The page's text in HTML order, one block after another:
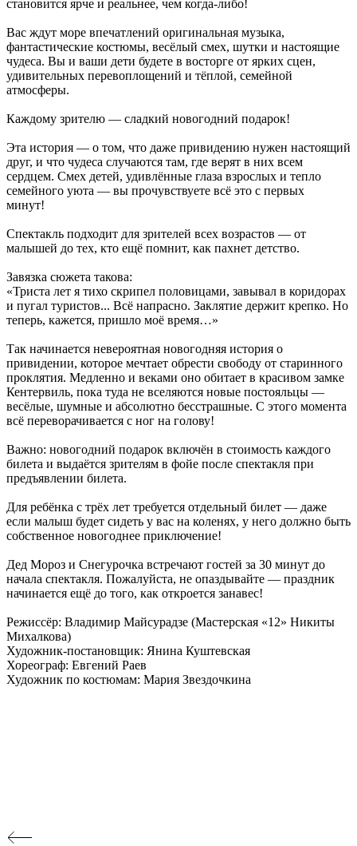
становится ярче и реальнее, чем когда-либо!
Вас ждут море впечатлений оригинальная музыка,
фантастические костюмы, весёлый смех, шутки и настоящие
чудеса. Вы и ваши дети будете в восторге от ярких сцен,
удивительных перевоплощений и тёплой, семейной
атмосферы.
Каждому зрителю — сладкий новогодний подарок!
Эта история — о том, что даже привидению нужен настоящий
друг, и что чудеса случаются там, где верят в них всем
сердцем. Смех детей, удивлённые глаза взрослых и тепло
семейного уюта — вы прочувствуете всё это с первых
минут!
Спектакль подходит для зрителей всех возрастов — от
малышей до тех, кто ещё помнит, как пахнет детство.
Завязка сюжета такова:
«Триста лет я тихо скрипел половицами, завывал в коридорах
и пугал туристов... Всё напрасно. Заклятие держит крепко. Но
теперь, кажется, пришло моё время…»
Так начинается невероятная новогодняя история о
привидении, которое мечтает обрести свободу от старинного
проклятия. Медленно и веками оно обитает в красивом замке
Кентервиль, пока туда не вселяются новые постояльцы —
весёлые, шумные и абсолютно бесстрашные. С этого момента
всё переворачивается с ног на голову!
Важно: новогодний подарок включён в стоимость каждого
билета и выдаётся зрителям в фойе после спектакля при
предъявлении билета.
Для ребёнка с трёх лет требуется отдельный билет — даже
если малыш будет сидеть у вас на коленях, у него должно быть
собственное новогоднее приключение!
Дед Мороз и Снегурочка встречают гостей за 30 минут до
начала спектакля. Пожалуйста, не опаздывайте — праздник
начинается ещё до того, как откроется занавес!
Режиссёр: Владимир Майсурадзе (Мастерская «12» Никиты
Михалкова)
Художник-постановщик: Янина Куштевская
Хореограф: Евгений Раев
Художник по костюмам: Мария Звездочкина